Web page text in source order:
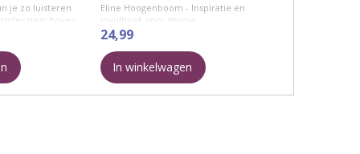
je zo luisteren
naar boven
tegenover je
vinden ...
Eline Hoogenboom - Inspiratie en
invulboek voor mooie
geloofsmomenten.
Veel vrouwen worstelen met het
invullen van hun tijd met God. De
drukte van alledag zorgt ...
24,99
In winkelwagen